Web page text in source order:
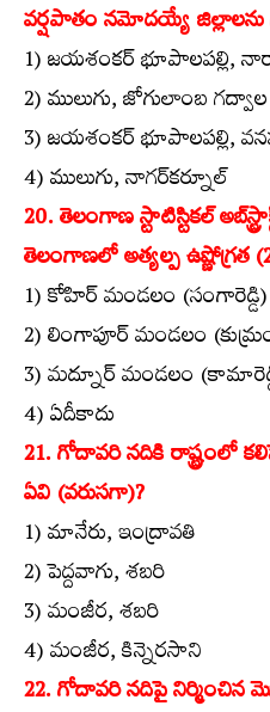
వర్షపాతం నమోదయ్యే జిల్లాలను
1) జయశంకర్‌ భూపాలపల్లి,
2) ములుగు, జోగులాంబ గద్వాల
3) జయశంకర్‌ భూపాలపల్లి,
4) ములుగు, నాగర్‌కర్నూల్‌
20. తెలంగాణ స్టాటిస్టికల్‌
తెలంగాణలో అత్యల్ప ఉష్ణోగ్రత
1) కోహిర్‌ మండలం (సంగారెడ్డి)
2) లింగాపూర్‌ మండలం
3) మద్నూర్‌ మండలం
4) ఏదీకాదు
21. గోదావరి నదికి రాష్ట్రంలో
ఏవి (వరుసగా)?
1) మానేరు, ఇంద్రావతి
2) పెద్దవాగు, శబరి
3) మంజీర, శబరి
4) మంజీర, కిన్నెరసాని
22. గోదావరి నదిపై నిర్మించిన